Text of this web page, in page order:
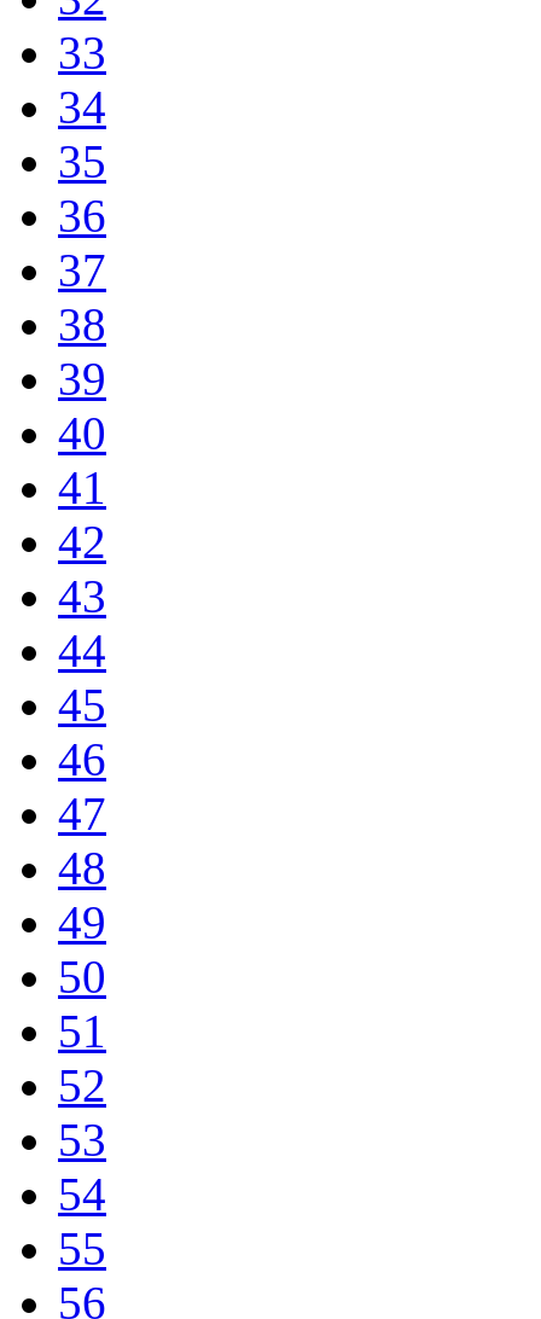
33
34
35
36
37
38
39
40
41
42
43
44
45
46
47
48
49
50
51
52
53
54
55
56